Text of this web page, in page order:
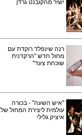
ישיר מהקובנט גרדן
רנה שינפלד רוקדת עם
מחול חדש "הרקדנית
שוכחת צעד"
"איש השעה" - בכורה
עולמית ליצירת המחול של
איציק גלילי